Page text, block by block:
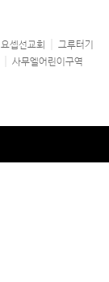
요셉선교회
그루터기
사무엘어린이구역